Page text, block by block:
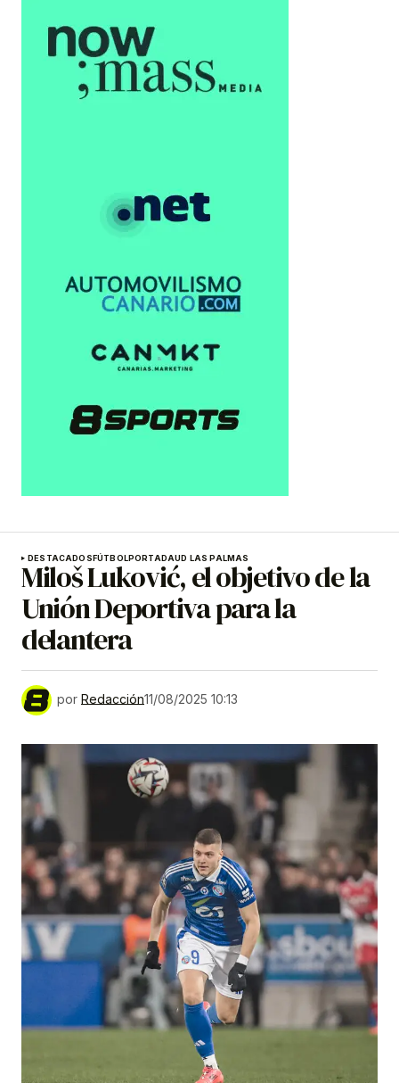
DESTACADOSFÚTBOLPORTADAUD LAS PALMAS
Miloš Luković, el objetivo de la
Unión Deportiva para la
delantera
por Redacción11/08/2025 10:13